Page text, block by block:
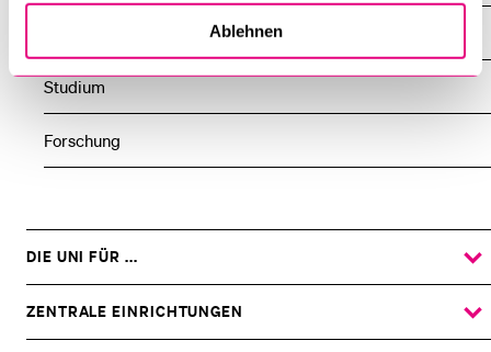
Ablehnen
Studium
Forschung
DIE UNI FÜR ...
DAS
UNTERMENÜ
ZENTRALE EINRICHTUNGEN
DAS